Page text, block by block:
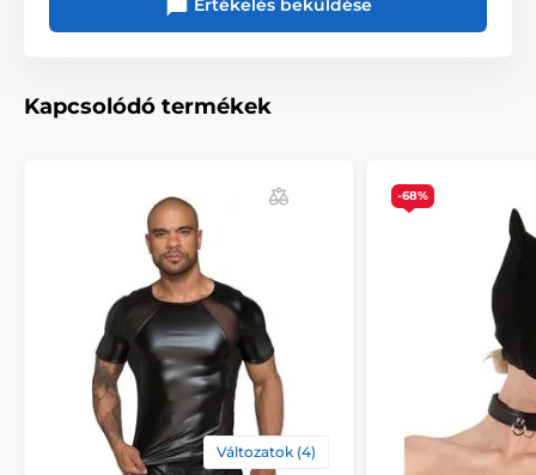
Ez a jockstrap elég sokoldalú ahhoz, hogy iskolában
Anyaga 40% pamutból, 40% nejlonból és 20%
gumiból áll, így megőrzi formáját és ergonómiáját,
Szabadulj meg a rutintól, és élvezd a színes
szórakozást a CUT4MEN JOCKSTR4P-jával. Ez a
stílus kivételes élményeket ígér
Elérhető méretek: S, M, L és XL
Ideális mindennapi viselethez, edzéshez,
munkához, tanuláshoz és társasági eseményekhez
A termék a következő kategóriákba sorolt
Értékelés beküldése
Kapcsolódó termékek
Változatok (4)
-68%